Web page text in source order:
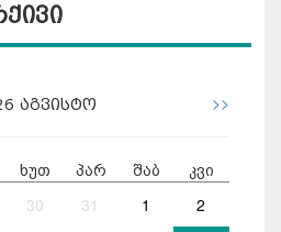
აგვისტო >>
ხუთ პარ შაბ კვი
30 31 1 2